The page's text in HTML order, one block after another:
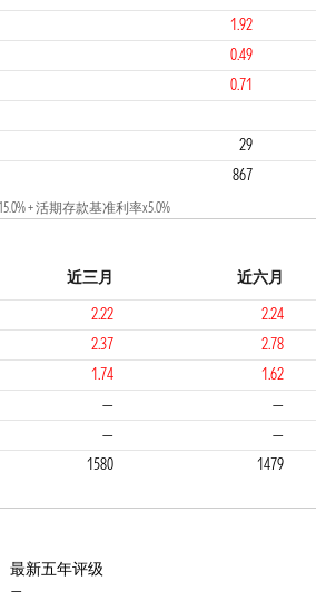
1.92
0.49
0.71
4
29
867
+ 活期存款基准利率x5.0%
近三月 近六月
2.22 2.24
2.37 2.78
1.74 1.62
— —
2
— —
1580 1479
最新五年评级
—